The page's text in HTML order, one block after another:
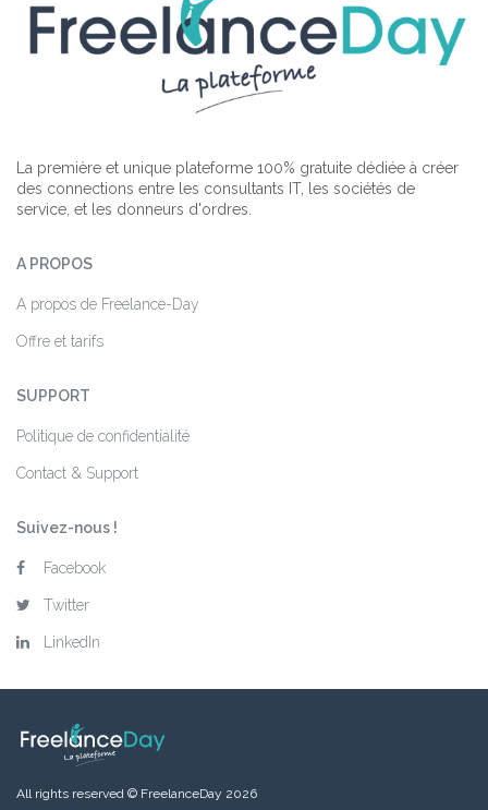
La première et unique plateforme 100% gratuite dédiée à créer
des connections entre les consultants IT, les sociétés de
service, et les donneurs d'ordres.
A PROPOS
A propos de Freelance-Day
Offre et tarifs
SUPPORT
Politique de confidentialité
Contact & Support
Suivez-nous !
Facebook
Twitter
LinkedIn
All rights reserved © FreelanceDay 2026